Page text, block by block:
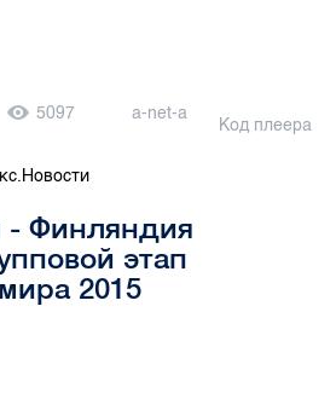
5097 a-net-a
Код плеера
- Финляндия
этап
2015